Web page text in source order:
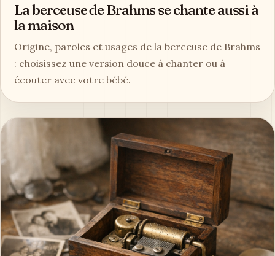
La berceuse de Brahms se chante aussi à
la maison
Origine, paroles et usages de la berceuse de Brahms
: choisissez une version douce à chanter ou à
écouter avec votre bébé.